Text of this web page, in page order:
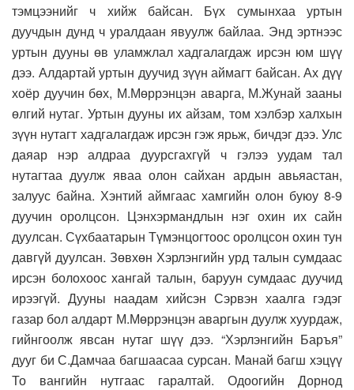
тэмцээнийг ч хийж байсан. Бүх сумынхаа уртын
дуучдын дунд ч уралдаан явуулж байлаа. Энд эртнээс
уртын дууны өв уламжлал хадгалагдаж ирсэн юм шүү
дээ. Алдартай уртын дуучид зүүн аймагт байсан. Ах дүү
хоёр дуучин бөх, М.Мөррэнцэн аварга, М.Жунай зааны
өлгий нутаг. Уртын дууны их айзам, том хэлбэр халхын
зүүн нутагт хадгалагдаж ирсэн гэж ярьж, бичдэг дээ. Улс
даяар нэр алдраа дуурсгахгүй ч гэлээ уудам тал
нутагтаа дуулж яваа олон сайхан ардын авьяастан,
залуус байна. Хэнтий аймгаас хамгийн олон буюу 8-9
дуучин оролцсон. Цэнхэрмандлын нэг охин их сайн
дуулсан. Сүхбаатарын Түмэнцогтоос оролцсон охин тун
давгүй дуулсан. Зөвхөн Хэрлэнгийн урд талын сумдаас
ирсэн болохоос хангай талын, баруун сумдаас дуучид
ирээгүй. Дууны наадам хийсэн Сэрвэн хаалга гэдэг
газар бол алдарт М.Мөррэнцэн аваргын дуулж хуурдаж,
гийнгоолж явсан нутаг шүү дээ. “Хэрлэнгийн Баръя”
дууг би С.Дамчаа багшаасаа сурсан. Манай багш хэцүү
То вангийн нутгаас гаралтай. Одоогийн Дорнод